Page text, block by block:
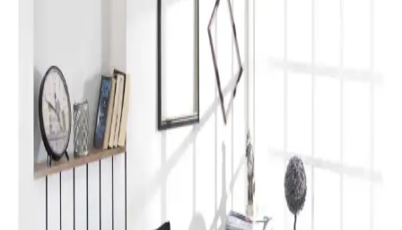
Yılbaşı Nevresimleri ile Ev Dekorasyonunuzu
Geliştirin ve Atmosferinizi Zenginleştirin
Yılbaşı nevresimleri, renk, motif ve malzeme seçimleriyle evinizde
özel bir atmosfer yaratır. Dekorasyon detaylarıyla yılbaşı ruhunu
yansıtın ve yeni yılı sevdiklerinizle kutlayın.
Karaca Home Lavin %100 Pamuk Çift Kişilik
Nevresim Takımı Modern ve Şık Tasarım
Karaca Home’un Lavin nevresim takımı, %100 pamuklu kumaşı,
Adaçayı rengi ve modern tasarımıyla yatak odalarına şıklık ve
rahatlık katıyor. Uzun ömürlü ve kolay bakım özellikleriyle ideal bir